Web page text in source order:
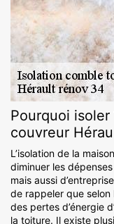
Pourquoi
couvreur
L’isolation de la
diminuer les
mais aussi
de rappeler que
des pertes d’énergie
la toiture. Il existe